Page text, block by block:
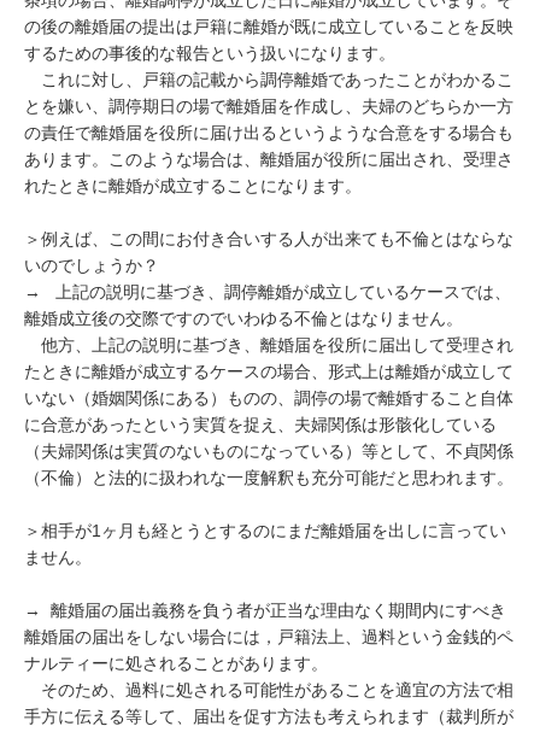
の後の離婚届の提出は戸籍に離婚が既に成立していることを反映
するための事後的な報告という扱いになります。
これに対し、戸籍の記載から調停離婚であったことがわかるこ
とを嫌い、調停期日の場で離婚届を作成し、夫婦のどちらか一方
の責任で離婚届を役所に届け出るというような合意をする場合も
あります。このような場合は、離婚届が役所に届出され、受理さ
れたときに離婚が成立することになります。
＞例えば、この間にお付き合いする人が出来ても不倫とはならな
いのでしょうか？
→   上記の説明に基づき、調停離婚が成立しているケースでは、
離婚成立後の交際ですのでいわゆる不倫とはなりません。
他方、上記の説明に基づき、離婚届を役所に届出して受理され
たときに離婚が成立するケースの場合、形式上は離婚が成立して
いない（婚姻関係にある）ものの、調停の場で離婚すること自体
に合意があったという実質を捉え、夫婦関係は形骸化している
（夫婦関係は実質のないものになっている）等として、不貞関係
（不倫）と法的に扱われな一度解釈も充分可能だと思われます。
＞相手が1ヶ月も経とうとするのにまだ離婚届を出しに言ってい
ません。
→  離婚届の届出義務を負う者が正当な理由なく期間内にすべき
離婚届の届出をしない場合には，戸籍法上、過料という金銭的ペ
ナルティーに処されることがあります。
そのため、過料に処される可能性があることを適宜の方法で相
手方に伝える等して、届出を促す方法も考えられます（裁判所が